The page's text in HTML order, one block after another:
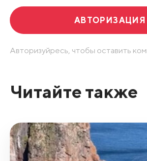
АВТОРИЗАЦИЯ
Авторизуйресь, чтобы оставить
Читайте также